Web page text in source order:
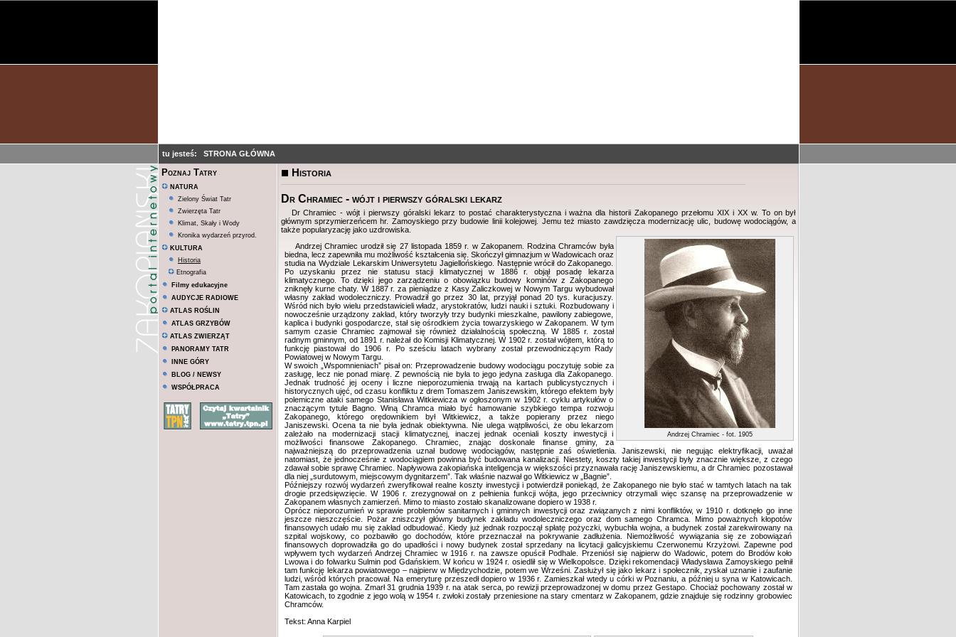
tu jesteś: STRONA GŁÓWNA
Poznaj Tatry
NATURA
Zielony Świat Tatr
Zwierzęta Tatr
Klimat, Skały i Wody
Kronika wydarzeń przyrod.
KULTURA
Historia
Etnografia
Filmy edukacyjne
AUDYCJE RADIOWE
ATLAS ROŚLIN
ATLAS GRZYBÓW
ATLAS ZWIERZĄT
PANORAMY TATR
INNE GÓRY
BLOG / NEWSY
WSPÓŁPRACA
Historia
Dr Chramiec - wójt i pierwszy góralski lekarz
Dr Chramiec - wójt i pierwszy góralski lekarz to postać charakterystyczna i ważna dla historii Zakopanego przełomu XIX i XX w. To on był
głównym sprzymierzeńcem hr. Zamoyskiego przy budowie linii kolejowej. Jemu też miasto zawdzięcza modernizację ulic, budowę wodociągów, a
także popularyzację jako uzdrowiska.
Andrzej Chramiec - fot. 1905
Andrzej Chramiec urodził się 27 listopada 1859 r. w Zakopanem. Rodzina Chramców była
biedna, lecz zapewniła mu możliwość kształcenia się. Skończył gimnazjum w Wadowicach oraz
studia na Wydziale Lekarskim Uniwersytetu Jagiellońskiego. Następnie wrócił do Zakopanego.
Po uzyskaniu przez nie statusu stacji klimatycznej w 1886 r. objął posadę lekarza
klimatycznego. To dzięki jego zarządzeniu o obowiązku budowy kominów z Zakopanego
zniknęły kurne chaty. W 1887 r. za pieniądze z Kasy Zaliczkowej w Nowym Targu wybudował
własny zakład wodoleczniczy. Prowadził go przez 30 lat, przyjął ponad 20 tys. kuracjuszy.
Wśród nich było wielu przedstawicieli władz, arystokratów, ludzi nauki i sztuki. Rozbudowany i
nowocześnie urządzony zakład, który tworzyły trzy budynki mieszkalne, pawilony zabiegowe,
kaplica i budynki gospodarcze, stał się ośrodkiem życia towarzyskiego w Zakopanem. W tym
samym czasie Chramiec zajmował się również działalnością społeczną. W 1885 r. został
radnym gminnym, od 1891 r. należał do Komisji Klimatycznej. W 1902 r. został wójtem, którą to
funkcję piastował do 1906 r. Po sześciu latach wybrany został przewodniczącym Rady
Powiatowej w Nowym Targu.
W swoich „Wspomnieniach” pisał on: Przeprowadzenie budowy wodociągu poczytuję sobie za
zasługę, lecz nie ponad miarę. Z pewnością nie była to jego jedyna zasługa dla Zakopanego.
Jednak trudność jej oceny i liczne nieporozumienia trwają na kartach publicystycznych i
historycznych ujęć, od czasu konfliktu z drem Tomaszem Janiszewskim, którego efektem były
polemiczne ataki samego Stanisława Witkiewicza w ogłoszonym w 1902 r. cyklu artykułów o
znaczącym tytule Bagno. Winą Chramca miało być hamowanie szybkiego tempa rozwoju
Zakopanego, którego orędownikiem był Witkiewicz, a także popierany przez niego
Janiszewski. Ocena ta nie była jednak obiektywna. Nie ulega wątpliwości, że obu lekarzom
zależało na modernizacji stacji klimatycznej, inaczej jednak oceniali koszty inwestycji i
możliwości finansowe Zakopanego. Chramiec, znając doskonale finanse gminy, za
najważniejszą do przeprowadzenia uznał budowę wodociągów, następnie zaś oświetlenia. Janiszewski, nie negując elektryfikacji, uważał
natomiast, że jednocześnie z wodociągiem powinna być budowana kanalizacji. Niestety, koszty takiej inwestycji były znacznie większe, z czego
zdawał sobie sprawę Chramiec. Napływowa zakopiańska inteligencja w większości przyznawała rację Janiszewskiemu, a dr Chramiec pozostawał
dla niej „surdutowym, miejscowym dygnitarzem”. Tak właśnie nazwał go Witkiewicz w „Bagnie”.
Późniejszy rozwój wydarzeń zweryfikował realne koszty inwestycji i potwierdził poniekąd, że Zakopanego nie było stać w tamtych latach na tak
drogie przedsięwzięcie. W 1906 r. zrezygnował on z pełnienia funkcji wójta, jego przeciwnicy otrzymali więc szansę na przeprowadzenie w
Zakopanem własnych zamierzeń. Mimo to miasto zostało skanalizowane dopiero w 1938 r.
Oprócz nieporozumień w sprawie problemów sanitarnych i gminnych inwestycji oraz związanych z nimi konfliktów, w 1910 r. dotknęło go inne
jeszcze nieszczęście. Pożar zniszczył główny budynek zakładu wodoleczniczego oraz dom samego Chramca. Mimo poważnych kłopotów
finansowych udało mu się zakład odbudować. Kiedy już jednak rozpoczął spłatę pożyczki, wybuchła wojna, a budynek został zarekwirowany na
szpital wojskowy, co pozbawiło go dochodów, które przeznaczał na pokrywanie zadłużenia. Niemożliwość wywiązania się ze zobowiązań
finansowych doprowadziła go do upadłości i nowy budynek został sprzedany na licytacji galicyjskiemu Czerwonemu Krzyżowi. Zapewne pod
wpływem tych wydarzeń Andrzej Chramiec w 1916 r. na zawsze opuścił Podhale. Przeniósł się najpierw do Wadowic, potem do Brodów koło
Lwowa i do folwarku Sulmin pod Gdańskiem. W końcu w 1924 r. osiedlił się w Wielkopolsce. Dzięki rekomendacji Władysława Zamoyskiego pełnił
tam funkcję lekarza powiatowego – najpierw w Międzychodzie, potem we Wrześni. Zasłużył się jako lekarz i społecznik, zyskał uznanie i zaufanie
ludzi, wśród których pracował. Na emeryturę przeszedł dopiero w 1936 r. Zamieszkał wtedy u córki w Poznaniu, a później u syna w Katowicach.
Tam zastała go wojna. Zmarł 31 grudnia 1939 r. na atak serca, po rewizji przeprowadzonej w domu przez Gestapo. Chociaż pochowany został w
Katowicach, to zgodnie z jego wolą w 1954 r. zwłoki zostały przeniesione na stary cmentarz w Zakopanem, gdzie znajduje się rodzinny grobowiec
Chramców.
Tekst: Anna Karpiel